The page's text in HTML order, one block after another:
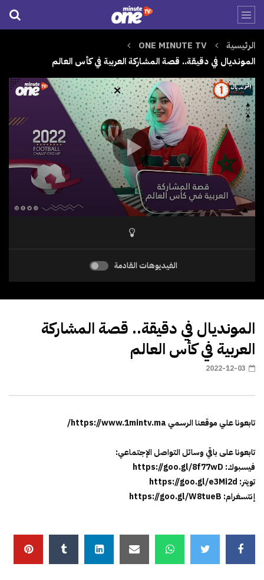
الرئيسية
ONE MINUTE TV
المونديال في دقيقة.. قصة المشاركة العربية في كأس العالم
الفيديوهات القادمة
المونديال في دقيقة.. قصة المشاركة
العربية في كأس العالم
2022-12-03
تابعونا علي موقعنا الرسمي https://www.1mintv.ma/
تابعونا على باقي وسائل التواصل الإجتماعي:
فيسبوك: https://goo.gl/8f77wD
تويتر: https://goo.gl/e3Mi2d
إنتسغرام: https://goo.gl/W8tueB